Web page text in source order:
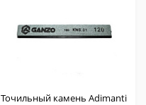
Точильный камень Adimanti